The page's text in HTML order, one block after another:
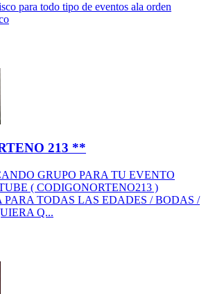
para todo tipo de eventos ala orden
213 **
GRUPO PARA TU EVENTO
( CODIGONORTENO213 )
PARA TODAS LAS EDADES / BODAS /
Q...